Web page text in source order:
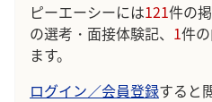
ピーエーシーには121件の
の選考・面接体験記、 1件
ます。
ログイン／会員登録すると